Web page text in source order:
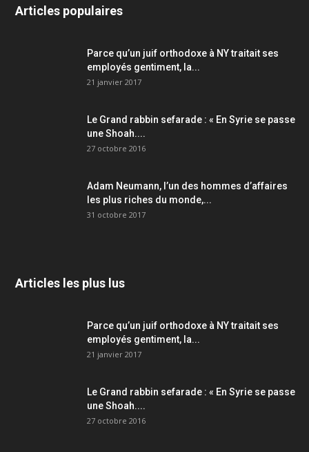
Articles populaires
Parce qu’un juif orthodoxe à NY traitait ses
employés gentiment, la...
21 janvier 2017
Le Grand rabbin sefarade : « En Syrie se passe
une Shoah....
27 octobre 2016
Adam Neumann, l’un des hommes d’affaires
les plus riches du monde,...
31 octobre 2017
Articles les plus lus
Parce qu’un juif orthodoxe à NY traitait ses
employés gentiment, la...
21 janvier 2017
Le Grand rabbin sefarade : « En Syrie se passe
une Shoah....
27 octobre 2016